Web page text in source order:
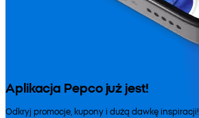
Aplikacja Pepco już jest!
Odkryj promocje, kupony i dużą dawkę inspiracji!